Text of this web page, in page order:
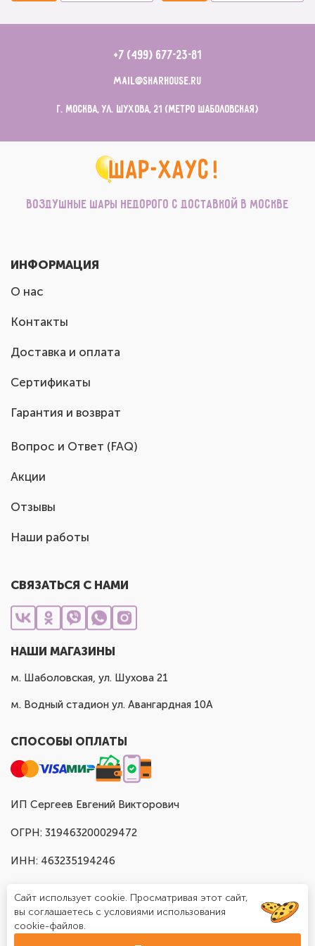
+7 (499) 677-23-81
mail@sharhouse.ru
г. Москва, ул. Шухова, 21 (метро Шаболовская)
Воздушные шары недорого с доставкой в Москве
ИНФОРМАЦИЯ
О нас
Контакты
Доставка и оплата
Сертификаты
Гарантия и возврат
Вопрос и Ответ (FAQ)
Акции
Отзывы
Наши работы
СВЯЗАТЬСЯ С НАМИ
НАШИ МАГАЗИНЫ
м. Шаболовская, ул. Шухова 21
м. Водный стадион ул. Авангардная 10А
СПОСОБЫ ОПЛАТЫ
ИП Сергеев Евгений Викторович
ОГРН: 319463200029472
ИНН: 463235194246
Сайт использует cookie. Просматривая этот сайт,
вы соглашаетесь с условиями использования
cookie-файлов.